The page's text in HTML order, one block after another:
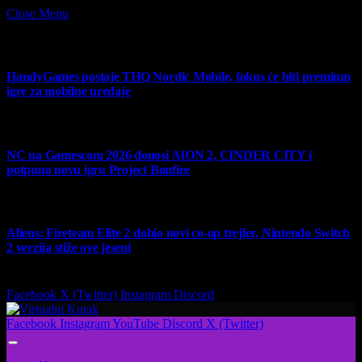
Close Menu
HandyGames postaje THQ Nordic Mobile, fokus će biti premium
igre za mobilne uređaje
NC na Gamescom 2026 donosi AION 2, CINDER CITY i
potpuno novu igru Project Bonfire
Aliens: Fireteam Elite 2 dobio novi co-op trejler, Nintendo Switch
2 verzija stiže ove jeseni
Facebook X (Twitter) Instagram Discord
Facebook InstagramYouTube Discord X (Twitter)